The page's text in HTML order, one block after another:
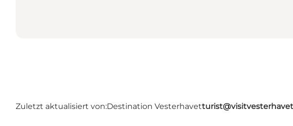
Zuletzt aktualisiert von:Destination Vesterhavet